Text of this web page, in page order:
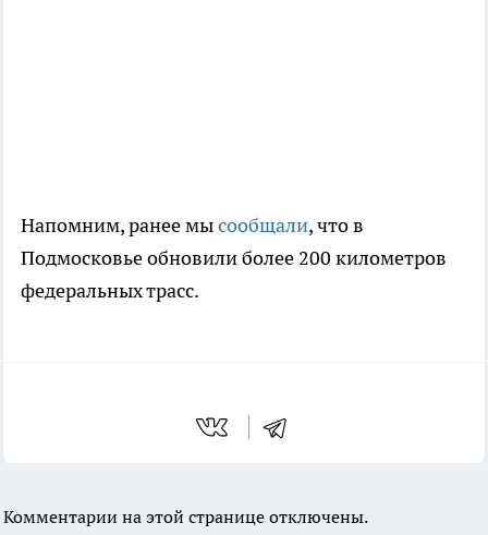
Напомним, ранее мысообщали, что в
Подмосковье обновили более 200 километров
федеральных трасс.
Комментарии на этой странице отключены.